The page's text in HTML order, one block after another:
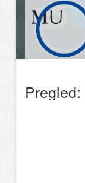
Pregled: